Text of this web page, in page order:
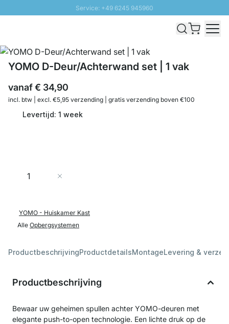
Service: +49 6245 945960
Snelle levering - Gratis verzending vanaf €100
SUNNY SALE: Tot 20% korting
YOMO D-Deur/Achterwand set | 1 vak
vanaf€ 34,90
incl. btw | excl. €5,95 verzending | gratis verzending boven €100
Levertijd: 1 week
Aantal
YOMO - Huiskamer Kast
Alle Opbergsystemen
ProductbeschrijvingProductdetailsMontageLevering &
Productbeschrijving
Bewaar uw geheimen spullen achter YOMO-deuren met
elegante push-to-open technologie. Een lichte druk op de